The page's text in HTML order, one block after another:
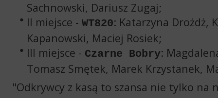
Sachnowski, Dariusz Zugaj;
II miejsce - WT820: Katarzyna Drożdż,
Kapanowski, Maciej Rosiek;
III miejsce - Czarne Bobry:
Tomasz Smętek, Marek Krzystanek,
"Odkrywcy z kasą to szansa nie tylko na